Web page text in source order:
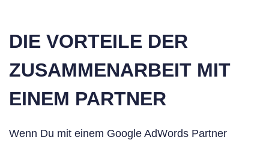
DIE VORTEILE DER
ZUSAMMENARBEIT MIT
EINEM PARTNER
Wenn Du mit einem Google AdWords Partner